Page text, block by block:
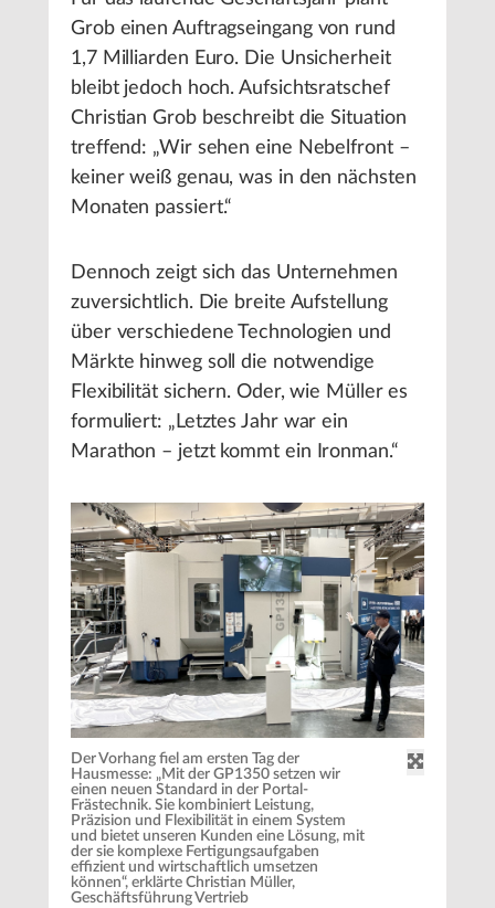
Grob einen Auftragseingang von rund
1,7 Milliarden Euro. Die Unsicherheit
bleibt jedoch hoch. Aufsichtsratschef
Christian Grob beschreibt die Situation
treffend: „Wir sehen eine Nebelfront –
keiner weiß genau, was in den nächsten
Monaten passiert.“
Dennoch zeigt sich das Unternehmen
zuversichtlich. Die breite Aufstellung
über verschiedene Technologien und
Märkte hinweg soll die notwendige
Flexibilität sichern. Oder, wie Müller es
formuliert: „Letztes Jahr war ein
Marathon – jetzt kommt ein Ironman.“
Der Vorhang fiel am ersten Tag der
Hausmesse: „Mit der GP1350 setzen wir
einen neuen Standard in der Portal-
Frästechnik. Sie kombiniert Leistung,
Präzision und Flexibilität in einem System
und bietet unseren Kunden eine Lösung, mit
der sie komplexe Fertigungsaufgaben
effizient und wirtschaftlich umsetzen
können“, erklärte Christian Müller,
Geschäftsführung Vertrieb